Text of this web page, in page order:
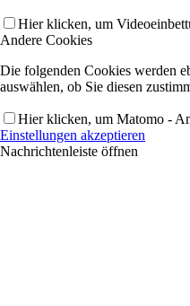
Hier klicken, um
Andere Cookies
Die folgenden Cookies werden
auswählen, ob Sie diesen
Hier klicken, um Matomo -
Einstellungen akzeptieren
Nachrichtenleiste öffnen